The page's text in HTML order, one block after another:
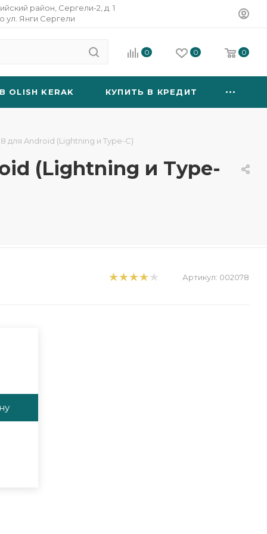
район, Сергели-2, д. 1
ул. Янги Сергели
0 0 0
OLISH KERAK КУПИТЬ В КРЕДИТ
Android (Lightning и Type-C)
(Lightning и Type-
Артикул: 002078